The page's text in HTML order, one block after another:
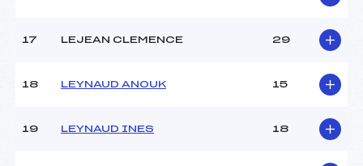
2
U16
17 LEJEAN CLEMENCE 29
18 LEYNAUD ANOUK 15
19 LEYNAUD INES 18